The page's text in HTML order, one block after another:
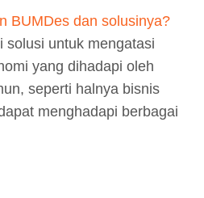
BUMDes dan solusinya?
solusi untuk mengatasi
yang dihadapi oleh
seperti halnya bisnis
menghadapi berbagai